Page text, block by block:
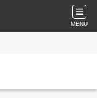
MENU